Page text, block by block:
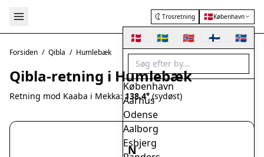
Trosretning 🇩🇰København
🇩🇰 🇸🇪 🇳🇴 🇫🇮 🇮🇸
København
Aarhus
Odense
Aalborg
Esbjerg
Forsiden / Qibla / Humlebæk
Qibla-retning i Humlebæk
Retning mod Kaaba i Mekka: 138.4°(sydøst)
N